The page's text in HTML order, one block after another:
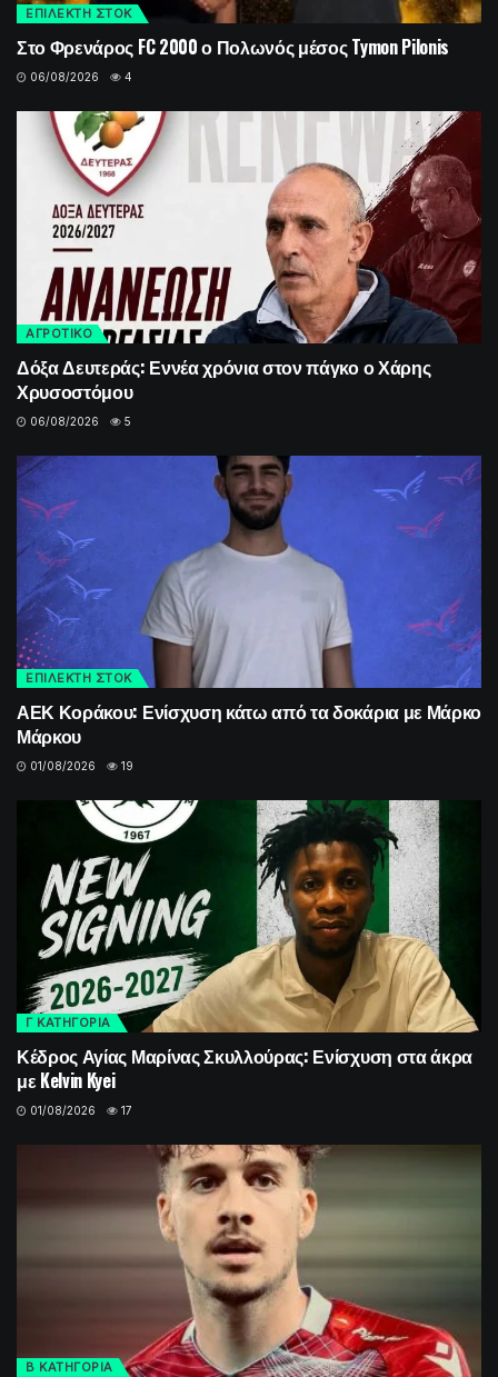
ΕΠΙΛΕΚΤΗ ΣΤΟΚ
Στο Φρενάρος FC 2000 ο Πολωνός μέσος Tymon Pilonis
06/08/2026 4
ΑΓΡΟΤΙΚΟ
Δόξα Δευτεράς: Εννέα χρόνια στον πάγκο ο Χάρης
Χρυσοστόμου
06/08/2026 5
ΕΠΙΛΕΚΤΗ ΣΤΟΚ
ΑΕΚ Κοράκου: Ενίσχυση κάτω από τα δοκάρια με Μάρκο
Μάρκου
01/08/2026 19
Γ ΚΑΤΗΓΟΡΙΑ
Κέδρος Αγίας Μαρίνας Σκυλλούρας: Ενίσχυση στα άκρα
με Kelvin Kyei
01/08/2026 17
Β ΚΑΤΗΓΟΡΙΑ